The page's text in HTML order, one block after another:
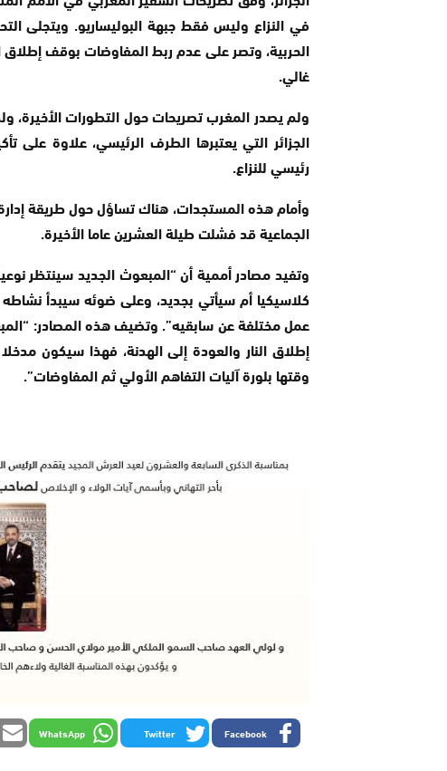
في النزاع وليس فقط جبهة البوليساريو. ويتجلى
الحربية، وتصر على عدم ربط المفاوضات بوقف إطلاق
غالي.
ولم يصدر المغرب تصريحات حول التطورات الأخيرة،
الجزائر التي يعتبرها الطرف الرئيسي، علاوة على
رئيسي للنزاع.
وأمام هذه المستجدات، هناك تساؤل حول طريقة
الجماعية قد فشلت طيلة العشرين عاما الأخيرة.
وتفيد مصادر أممية أن “المبعوث الجديد سينتظر
كلاسيكيا أم سيأتي بجديد، وعلى ضوئه سيبدأ نشاطه
عمل مختلفة عن سابقيه”. وتضيف هذه المصادر:
إطلاق النار والعودة إلى الهدنة، فهذا سيكون
وقتها بلورة آليات التفاهم الأولي ثم المفاوضات”.
Facebook
Twitter
WhatsApp